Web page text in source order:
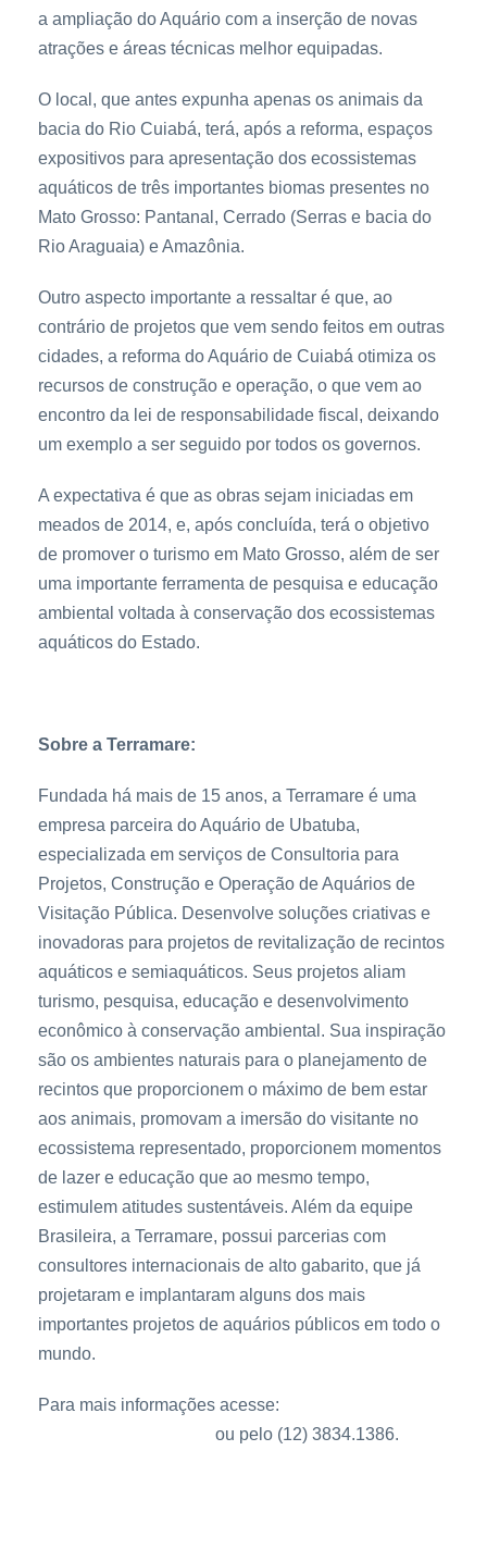
a ampliação do Aquário com a inserção de novas
atrações e áreas técnicas melhor equipadas.
O local, que antes expunha apenas os animais da
bacia do Rio Cuiabá, terá, após a reforma, espaços
expositivos para apresentação dos ecossistemas
aquáticos de três importantes biomas presentes no
Mato Grosso: Pantanal, Cerrado (Serras e bacia do
Rio Araguaia) e Amazônia.
Outro aspecto importante a ressaltar é que, ao
contrário de projetos que vem sendo feitos em outras
cidades, a reforma do Aquário de Cuiabá otimiza os
recursos de construção e operação, o que vem ao
encontro da lei de responsabilidade fiscal, deixando
um exemplo a ser seguido por todos os governos.
A expectativa é que as obras sejam iniciadas em
meados de 2014, e, após concluída, terá o objetivo
de promover o turismo em Mato Grosso, além de ser
uma importante ferramenta de pesquisa e educação
ambiental voltada à conservação dos ecossistemas
aquáticos do Estado.
Sobre a Terramare:
Fundada há mais de 15 anos, a Terramare é uma
empresa parceira do Aquário de Ubatuba,
especializada em serviços de Consultoria para
Projetos, Construção e Operação de Aquários de
Visitação Pública. Desenvolve soluções criativas e
inovadoras para projetos de revitalização de recintos
aquáticos e semiaquáticos. Seus projetos aliam
turismo, pesquisa, educação e desenvolvimento
econômico à conservação ambiental. Sua inspiração
são os ambientes naturais para o planejamento de
recintos que proporcionem o máximo de bem estar
aos animais, promovam a imersão do visitante no
ecossistema representado, proporcionem momentos
de lazer e educação que ao mesmo tempo,
estimulem atitudes sustentáveis. Além da equipe
Brasileira, a Terramare, possui parcerias com
consultores internacionais de alto gabarito, que já
projetaram e implantaram alguns dos mais
importantes projetos de aquários públicos em todo o
mundo.
Para mais informações acesse:
ou pelo (12) 3834.1386.